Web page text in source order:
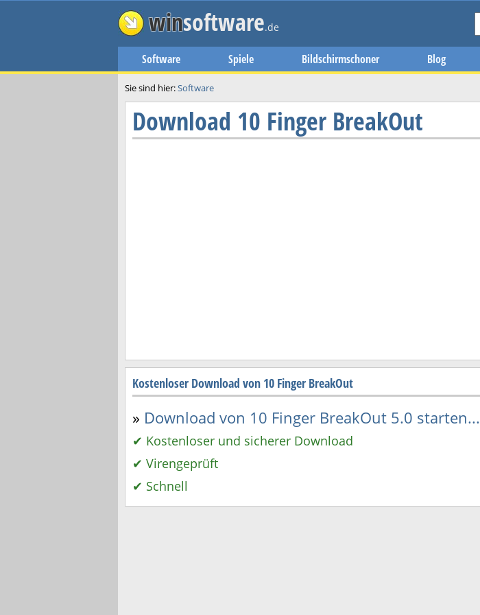
winsoftware.de
Software Spiele Bildschirmschoner Blog
Sie sind hier:Software
Download 10 Finger BreakOut
Kostenloser Download von 10 Finger BreakOut
» Download von 10 Finger BreakOut 5.0 starten...
✔ Kostenloser und sicherer Download
✔ Virengeprüft
✔ Schnell